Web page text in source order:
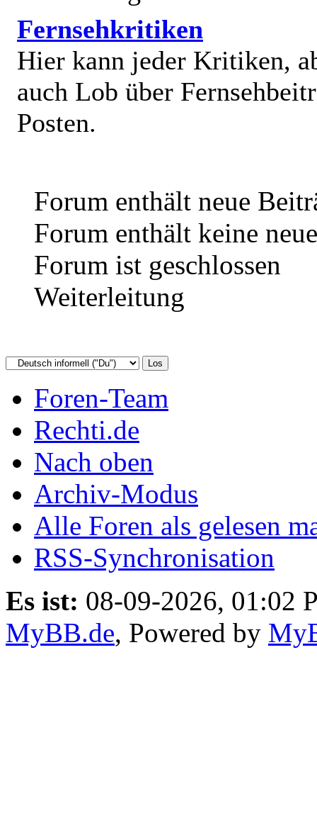
Fernsehkritiken
Hier kann jeder Kritiken,
auch Lob über
Posten.
Forum enthält neue
Forum enthält keine
Forum ist geschlossen
Weiterleitung
Foren-Team
Rechti.de
Nach oben
Archiv-Modus
Alle Foren als gelesen
RSS-Synchronisation
Es ist: 08-09-2026, 01:02
MyBB.de, Powered by